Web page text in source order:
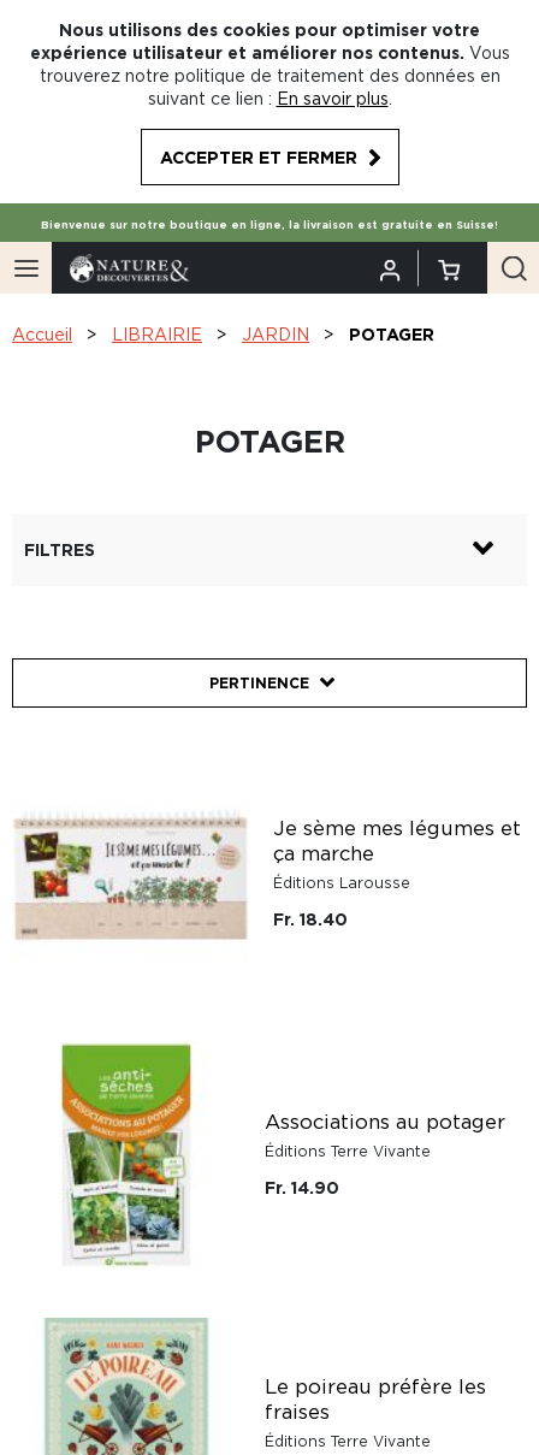
Nous utilisons des cookies pour optimiser votre
expérience utilisateur et améliorer nos contenus. Vous
trouverez notre politique de traitement des données en
suivant ce lien : En savoir plus
ACCEPTER ET FERMER
Bienvenue sur notre boutique en ligne, la livraison est gratuite en Suisse!
Accueil LIBRAIRIE JARDIN POTAGER
POTAGER
FILTRES
PERTINENCE
Je sème mes légumes et
ça marche
Éditions Larousse
Fr. 18.40
Associations au potager
Éditions Terre Vivante
Fr. 14.90
Le poireau préfère les
fraises
Éditions Terre Vivante